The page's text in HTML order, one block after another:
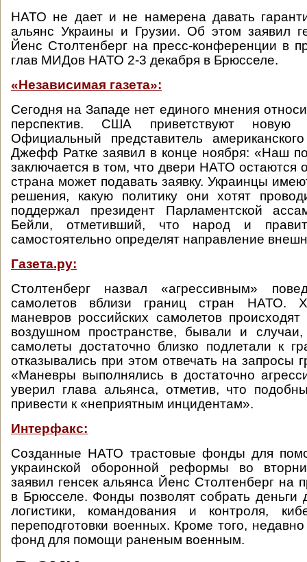
НАТО не дает и не намерена давать
альянс Украины и Грузии. Об этом заявил
Йенс Столтенберг на пресс-конференции в
глав МИДов НАТО 2-3 декабря в Брюсселе.
«Независимая газета»:
Сегодня на Западе нет единого мнения
перспектив. США приветствуют новую
Официальный представитель
Джефф Ратке заявил в конце ноября: «Наш
заключается в том, что двери НАТО остаются
страна может подавать заявку. Украинцы
решения, какую политику они хотят
поддержал президент Парламентской
Бейли, отметивший, что народ и
самостоятельно определят направление
Газета.ру:
Столтенберг назвал «агрессивным»
самолетов вблизи границ стран НАТО.
маневров российских самолетов
воздушном пространстве, бывали и случаи,
самолеты достаточно близко подлетали к
отказывались при этом отвечать на запросы
«Маневры выполнялись в достаточно
уверил глава альянса, отметив, что
привести к «неприятным инцидентам».
Интерфакс:
Созданные НАТО трастовые фонды для
украинской оборонной реформы во
заявил генсек альянса Йенс Столтенберг на
в Брюсселе. Фонды позволят собрать деньги
логистики, командования и контроля,
переподготовки военных. Кроме того,
фонд для помощи раненым военным.